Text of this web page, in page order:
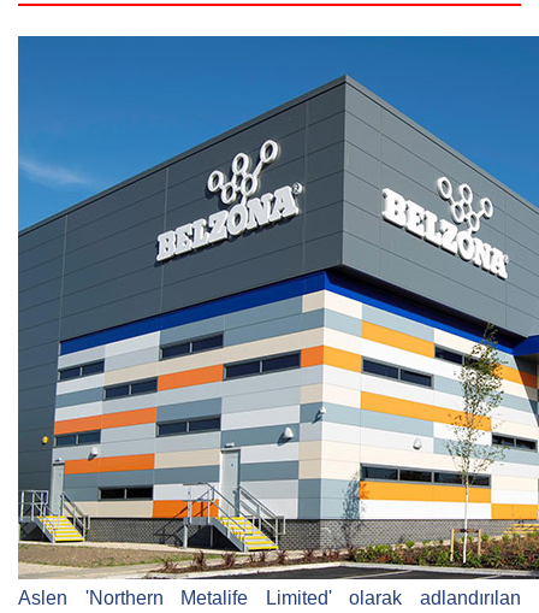
Aslen 'Northern Metalife Limited' olarak adlandırılan